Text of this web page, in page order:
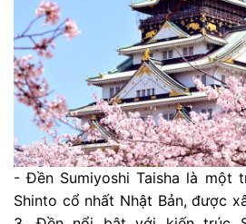
- Đền Sumiyoshi Taisha là một
Shinto cổ nhất Nhật Bản, được